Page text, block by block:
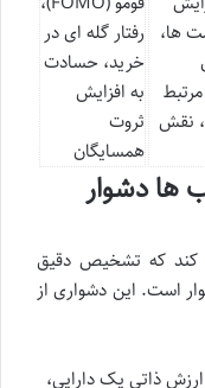
ها،
نقش
رفتار گله ای در
خرید، حسادت
به افزایش
ثروت
همسایگان
ها دشوار
کند که تشخیص دقیق
است. این دشواری از
ذاتی یک دارایی،